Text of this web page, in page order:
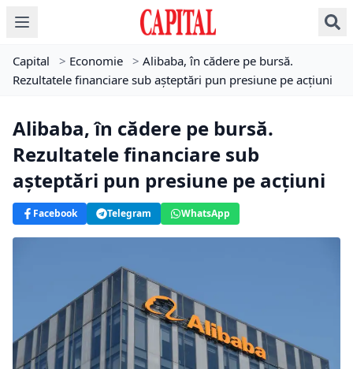
Capital > Economie > Alibaba, în cădere pe bursă.
Rezultatele financiare sub așteptări pun presiune pe acțiuni
Alibaba, în cădere pe bursă.
Rezultatele financiare sub
așteptări pun presiune pe acțiuni
Facebook Telegram WhatsApp